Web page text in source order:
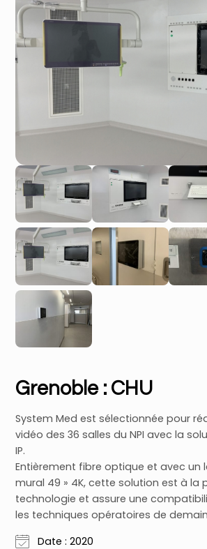
Grenoble : CHU
System Med est sélectionnée pour
vidéo des 36 salles du NPI avec la
IP.
Entièrement fibre optique et avec un
mural 49 » 4K, cette solution est à la
technologie et assure une
les techniques opératoires de
Date : 2020